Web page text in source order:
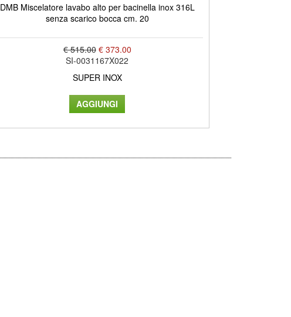
DMB Miscelatore lavabo alto per bacinella inox 316L
senza scarico bocca cm. 20
€ 515.00 € 373.00
SI-0031167X022
SUPER INOX